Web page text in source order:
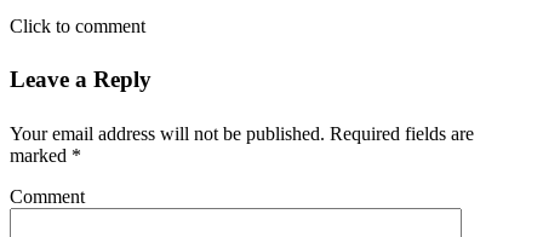
Click to comment
Leave a Reply
Your email address will not be published. Required fields are
marked *
Comment